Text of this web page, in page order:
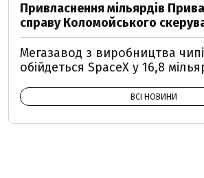
Привласнення мільярдів
справу Коломойського
Мегазавод з виробництва
обійдеться SpaceX у 16,8
ВСІ НОВИНИ